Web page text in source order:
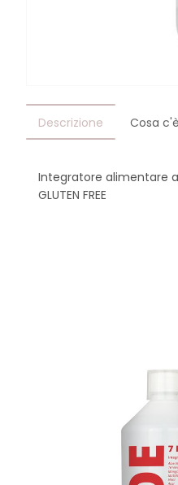
Descrizione Cosa
Integratore alimentare
GLUTEN FREE